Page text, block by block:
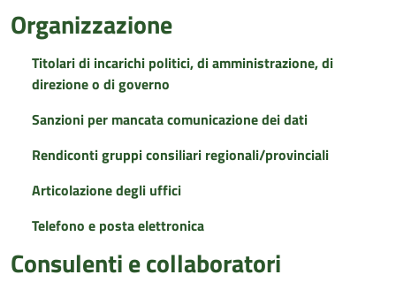
Organizzazione
Titolari di incarichi politici, di amministrazione, di
direzione o di governo
Sanzioni per mancata comunicazione dei dati
Rendiconti gruppi consiliari regionali/provinciali
Articolazione degli uffici
Telefono e posta elettronica
Consulenti e collaboratori